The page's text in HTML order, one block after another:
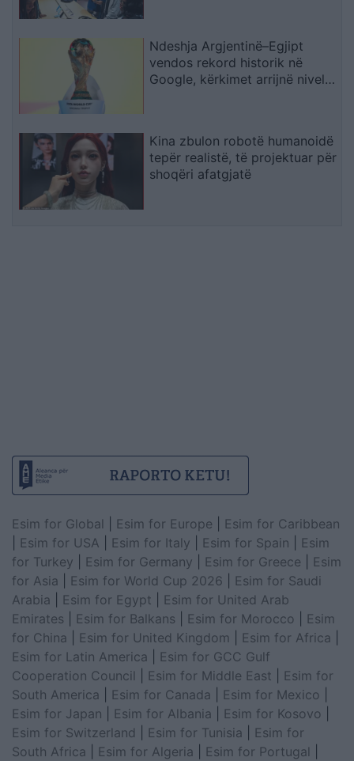
Ndeshja Argjentinë–Egjipt
vendos rekord historik në
Google, kërkimet arrijnë nivele
Kina zbulon robotë humanoidë
tepër realistë, të projektuar për
shoqëri afatgjatë
Esim for Global Esim for Europe
Esim for Caribbean
Esim for USA Esim for Italy Esim for Spain
Esim
for Turkey
Esim for Germany Esim for Greece
Esim
for Asia
Esim for World Cup 2026
Esim for Saudi
Arabia
Esim for Egypt
Esim for United Arab
Emirates
Esim for Balkans Esim for Morocco
Esim
for China
Esim for United Kingdom Esim for Africa
Esim for Latin America
Esim for GCC Gulf
Cooperation Council
Esim for Middle East
Esim for
South America
Esim for Canada Esim for Mexico
Esim for Japan
Esim for Albania Esim for Kosovo
Esim for Switzerland
Esim for Tunisia
Esim for
South Africa
Esim for Algeria Esim for Portugal